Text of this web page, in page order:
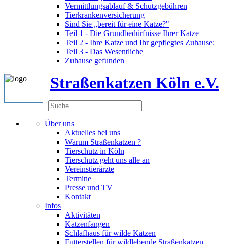
Vermittlungsablauf & Schutzgebühren
Tierkrankenversicherung
Sind Sie „bereit für eine Katze?"
Teil 1 - Die Grundbedürfnisse Ihrer Katze
Teil 2 - Ihre Katze und Ihr gepflegtes Zuhause:
Teil 3 - Das Wesentliche
Zuhause gefunden
Straßenkatzen Köln e.V.
Über uns
Aktuelles bei uns
Warum Straßenkatzen ?
Tierschutz in Köln
Tierschutz geht uns alle an
Vereinstierärzte
Termine
Presse und TV
Kontakt
Infos
Aktivitäten
Katzenfangen
Schlafhaus für wilde Katzen
Futterstellen für wildlebende Straßenkatzen